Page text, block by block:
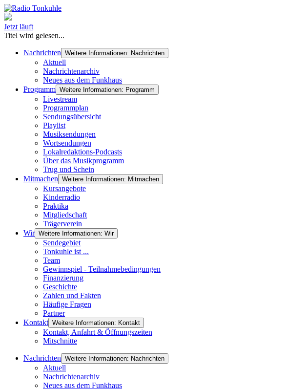
Jetzt läuft
Titel wird gelesen...
Nachrichten Weitere Informationen: Nachrichten
Aktuell
Nachrichtenarchiv
Neues aus dem Funkhaus
Programm Weitere Informationen: Programm
Livestream
Programmplan
Sendungsübersicht
Playlist
Musiksendungen
Wortsendungen
Lokalredaktions-Podcasts
Über das Musikprogramm
Trug und Schein
Mitmachen Weitere Informationen: Mitmachen
Kursangebote
Kinderradio
Praktika
Mitgliedschaft
Trägerverein
Wir Weitere Informationen: Wir
Sendegebiet
Tonkuhle ist ...
Team
Gewinnspiel - Teilnahmebedingungen
Finanzierung
Geschichte
Zahlen und Fakten
Häufige Fragen
Partner
Kontakt Weitere Informationen: Kontakt
Kontakt, Anfahrt & Öffnungszeiten
Mitschnitte
Nachrichten Weitere Informationen: Nachrichten
Aktuell
Nachrichtenarchiv
Neues aus dem Funkhaus